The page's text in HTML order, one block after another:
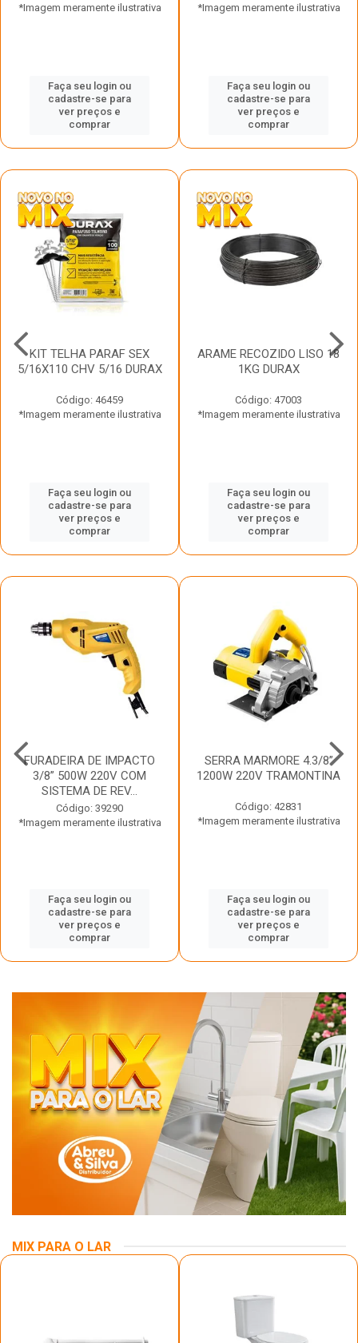
*Imagem meramente ilustrativa
Faça seu login ou
cadastre-se para
ver preços e
comprar
*Imagem meramente ilustrativa
Faça seu login ou
cadastre-se para
ver preços e
comprar
KIT TELHA PARAF SEX
5/16X110 CHV 5/16 DURAX
Código: 46459
*Imagem meramente ilustrativa
Faça seu login ou
cadastre-se para
ver preços e
comprar
ARAME RECOZIDO LISO 18
1KG DURAX
Código: 47003
*Imagem meramente ilustrativa
Faça seu login ou
cadastre-se para
ver preços e
comprar
FURADEIRA DE IMPACTO
3/8” 500W 220V COM
SISTEMA DE REV...
Código: 39290
*Imagem meramente ilustrativa
Faça seu login ou
cadastre-se para
ver preços e
comprar
SERRA MARMORE 4.3/8”
1200W 220V TRAMONTINA
Código: 42831
*Imagem meramente ilustrativa
Faça seu login ou
cadastre-se para
ver preços e
comprar
MIX PARA O LAR